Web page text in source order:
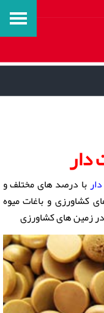
دار
با درصد های مختلف و
کشاورزی و باغات میوه